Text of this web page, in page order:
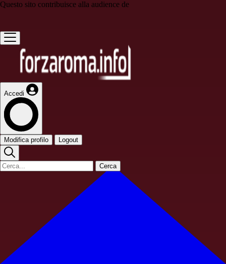
Questo sito contribuisce alla audience de
Accedi
Modifica profilo Logout
Cerca